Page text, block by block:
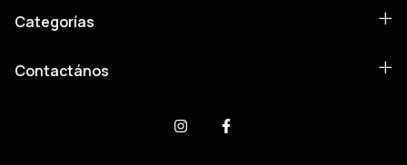
Categorías
Contactános